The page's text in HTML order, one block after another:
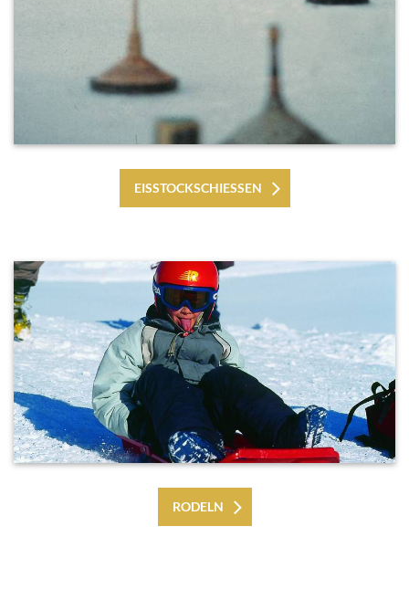
EISSTOCKSCHIESSEN
RODELN